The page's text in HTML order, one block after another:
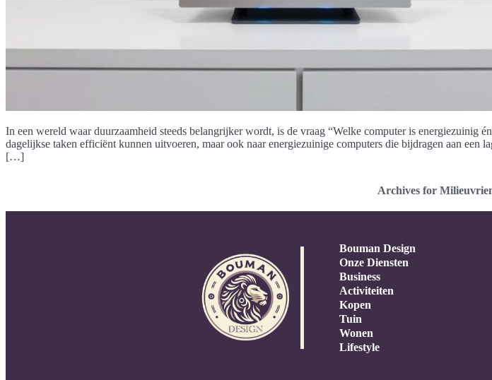
In een wereld waar duurzaamheid steeds belangrijker wordt, is de vraag “Welke computer is energiezuinig
dagelijkse taken efficiënt kunnen uitvoeren, maar ook naar energiezuinige computers die bijdragen aan
[…]
Archives for
Bouman Design
Onze Diensten
Business
Activiteiten
Kopen
Tuin
Wonen
Lifestyle